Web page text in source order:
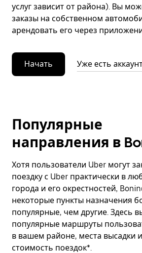
услуг зависит от района). Вы
заказы на собственном
арендовать его через
Начать Уже есть
Популярные
направления в
Хотя пользователи Uber могут
поездку с Uber практически в
города и его окрестностей,
некоторые пункты назначения
популярные, чем другие. Здесь
популярные маршруты
в вашем районе, места высадки
стоимость поездок*.